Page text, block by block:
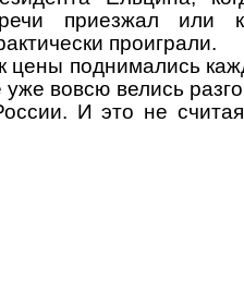
приезжал или
проиграли.
цены поднимались
вовсю велись
И это не